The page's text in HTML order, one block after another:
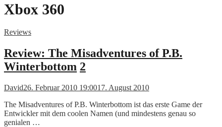
Xbox 360
Reviews
Review: The Misadventures of P.B.
Winterbottom 2
David26. Februar 2010 19:0017. August 2010
The Misadventures of P.B. Winterbottom ist das erste Game der
Entwickler mit dem coolen Namen (und mindestens genau so
genialen …